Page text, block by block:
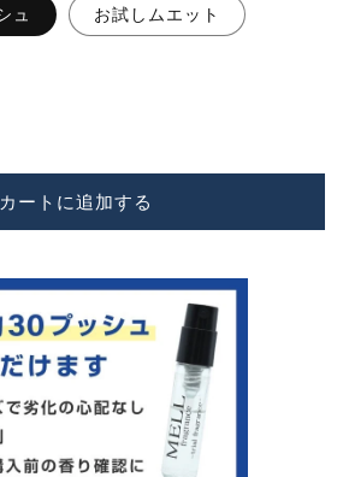
ュ お試しムエット
カートに追加する